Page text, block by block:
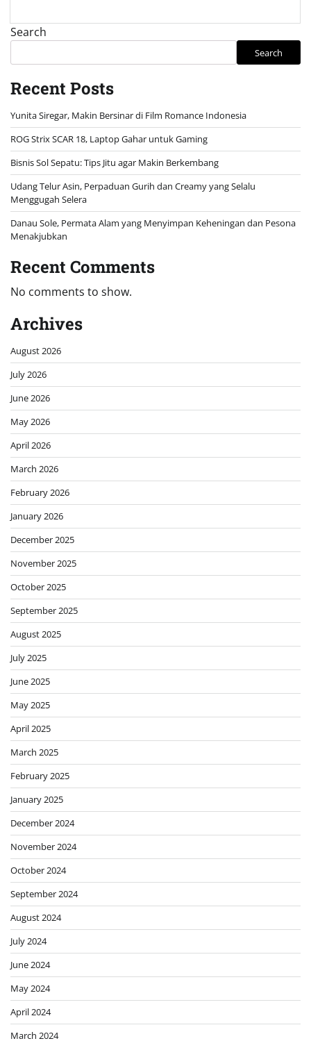
Search
Search
Recent Posts
Yunita Siregar, Makin Bersinar di Film Romance Indonesia
ROG Strix SCAR 18, Laptop Gahar untuk Gaming
Bisnis Sol Sepatu: Tips Jitu agar Makin Berkembang
Udang Telur Asin, Perpaduan Gurih dan Creamy yang Selalu
Menggugah Selera
Danau Sole, Permata Alam yang Menyimpan Keheningan dan Pesona
Menakjubkan
Recent Comments
No comments to show.
Archives
August 2026
July 2026
June 2026
May 2026
April 2026
March 2026
February 2026
January 2026
December 2025
November 2025
October 2025
September 2025
August 2025
July 2025
June 2025
May 2025
April 2025
March 2025
February 2025
January 2025
December 2024
November 2024
October 2024
September 2024
August 2024
July 2024
June 2024
May 2024
April 2024
March 2024